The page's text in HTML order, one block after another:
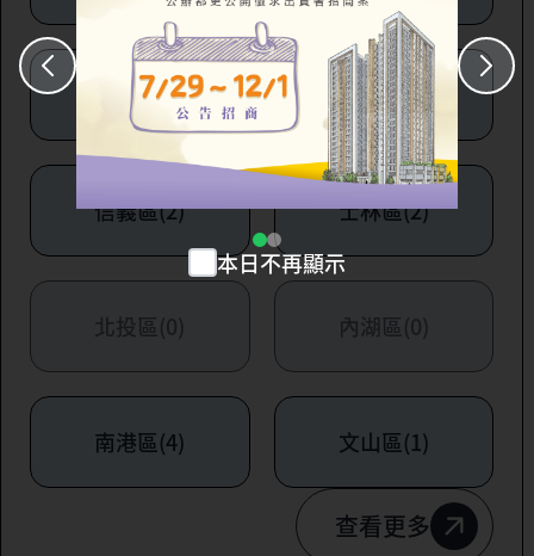
大安區(7) 萬華區(1)
信義區(2) 士林區(2)
北投區(0) 內湖區(0)
南港區(4) 文山區(1)
查看更多
本日不再顯示